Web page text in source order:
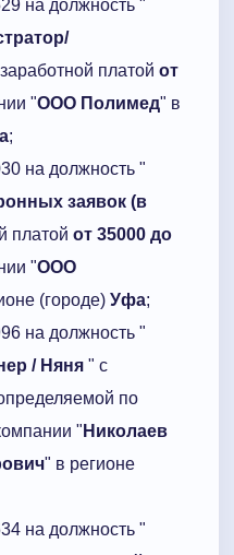
на должность "
платой от
"ООО Полимед" в
;
на должность "
заявок (в
платой от 35000 до
"ООО
(городе) Уфа;
на должность "
/ Няня " с
по
" Николаев
" в регионе
на должность "